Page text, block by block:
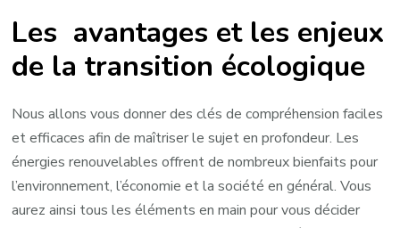
Les avantages et les enjeux
de la transition écologique
Nous allons vous donner des clés de compréhension faciles
et efficaces afin de maîtriser le sujet en profondeur. Les
énergies renouvelables offrent de nombreux bienfaits pour
l’environnement, l’économie et la société en général. Vous
aurez ainsi tous les éléments en main pour vous décider